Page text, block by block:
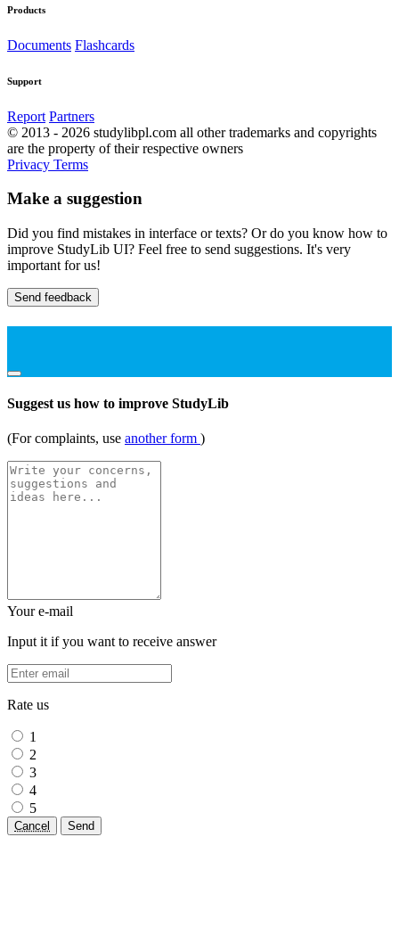
Products
Documents Flashcards
Support
Report Partners
© 2013 - 2026 studylibpl.com all other trademarks and copyrights
are the property of their respective owners
Privacy Terms
Make a suggestion
Did you find mistakes in interface or texts? Or do you know how to
improve StudyLib UI? Feel free to send suggestions. It's very
important for us!
Send feedback
Suggest us how to improve StudyLib
(For complaints, use another form )
Your e-mail
Input it if you want to receive answer
Rate us
1
2
3
4
5
Cancel Send